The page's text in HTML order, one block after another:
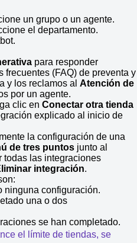
un grupo o un agente.
el departamento.
para responder
frecuentes (FAQ) de preventa y
y los reclamos al Atención de
por un agente.
clic en Conectar otra tienda
explicado al inicio de
la configuración de una
de tres puntos junto al
todas las integraciones
integración.
ninguna configuración.
una o dos
se han completado.
el límite de tiendas, se